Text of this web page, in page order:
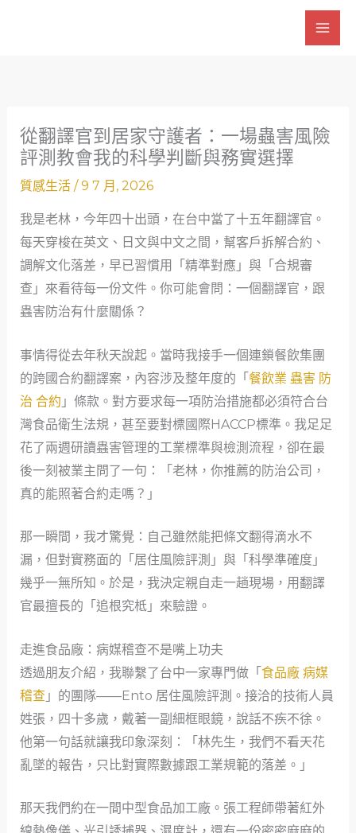
從翻譯官到居家守護者：一場蟲害風險
評測教會我的科學判斷與務實選擇
質感生活/9 7 月, 2026
我是老林，今年四十出頭，在台中當了十五年翻譯官。
每天穿梭在英文、日文與中文之間，幫客戶拆解合約、
調解文化落差，早已習慣用「精準對應」與「合規審
查」來看待每一份文件。你可能會問：一個翻譯官，跟
蟲害防治有什麼關係？
事情得從去年秋天說起。當時我接手一個連鎖餐飲集團
的跨國合約翻譯案，內容涉及整年度的「 餐飲業 蟲害 防
治 合約 」條款。對方要求每一項防治措施都必須符合台
灣食品衛生法規，甚至要對標國際HACCP標準。我足足
花了兩週研讀蟲害管理的工業標準與檢測流程，卻在最
後一刻被業主問了一句：「老林，你推薦的防治公司，
真的能照著合約走嗎？」
那一瞬間，我才驚覺：自己雖然能把條文翻得滴水不
漏，但對實務面的「居住風險評測」與「科學準確度」
幾乎一無所知。於是，我決定親自走一趟現場，用翻譯
官最擅長的「追根究柢」來驗證。
走進食品廠：病媒稽查不是嘴上功夫
透過朋友介紹，我聯繫了台中一家專門做「 食品廠 病媒
稽查」的團隊——Ento 居住風險評測。接洽的技術人員
姓張，四十多歲，戴著一副細框眼鏡，說話不疾不徐。
他第一句話就讓我印象深刻：「林先生，我們不看天花
亂墜的報告，只比對實際數據跟工業規範的落差。」
那天我們約在一間中型食品加工廠。張工程師帶著紅外